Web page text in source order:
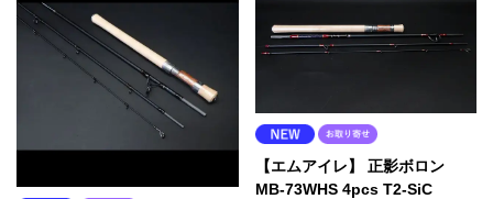
【エムアイレ】 正影ボロン
MB-73WHS 4pcs T2-SiC